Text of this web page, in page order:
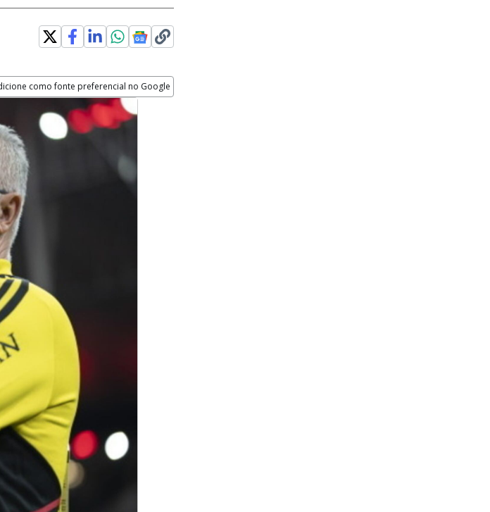
como fonte preferencial no Google
in new window